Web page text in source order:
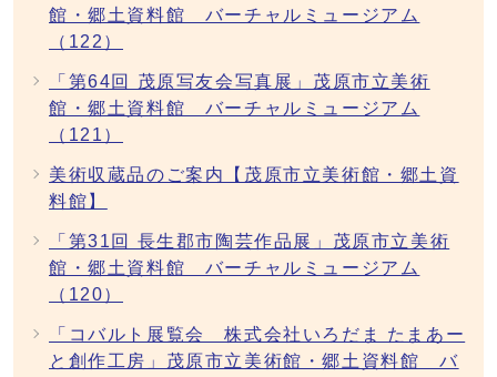
館・郷土資料館 バーチャルミュージアム
（122）
「第64回 茂原写友会写真展」茂原市立美術
館・郷土資料館 バーチャルミュージアム
（121）
美術収蔵品のご案内【茂原市立美術館・郷土資
料館】
「第31回 長生郡市陶芸作品展」茂原市立美術
館・郷土資料館 バーチャルミュージアム
（120）
「コバルト展覧会 株式会社いろだま たまあー
と創作工房」茂原市立美術館・郷土資料館 バ